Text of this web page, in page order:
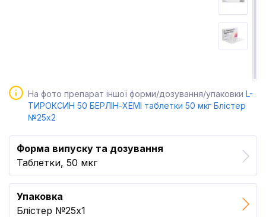
На фото препарат іншої форми/дозування/упаковки L-
ТИРОКСИН 50 БЕРЛІН-ХЕМІ таблетки 50 мкг Блістер
№25x2
Форма випуску та дозування
Таблетки, 50 мкг
Упаковка
Блістер №25x1